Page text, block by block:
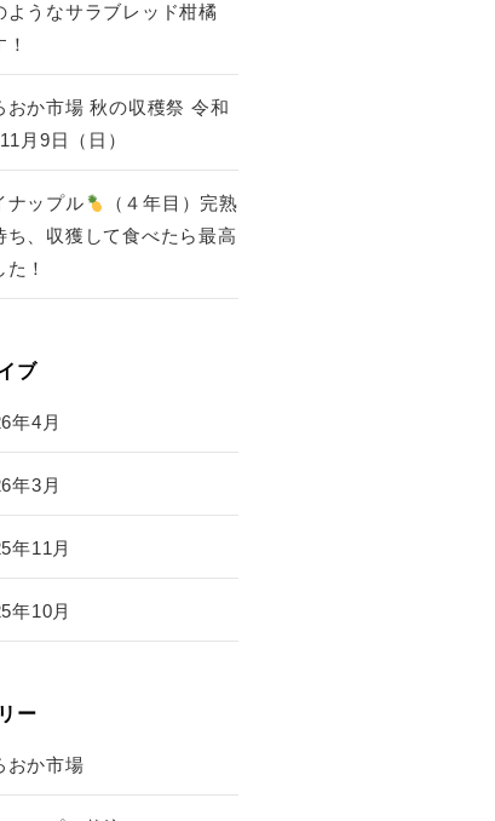
ようなサラブレッド柑橘
おか市場 秋の収穫祭 令和
月9日（日）
ナップル
（４年目）完熟
ち、収獲して食べたら最高
た！
ブ
年4月
年3月
年11月
年10月
ー
おか市場